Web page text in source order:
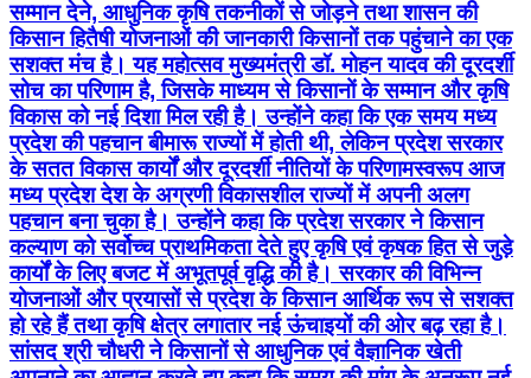
सम्मान देने, आधुनिक कृषि तकनीकों से जोड़ने तथा शासन की
किसान हितैषी योजनाओं की जानकारी किसानों तक पहुंचाने का एक
सशक्त मंच है। यह महोत्सव मुख्यमंत्री डॉ. मोहन यादव की दूरदर्शी
सोच का परिणाम है, जिसके माध्यम से किसानों के सम्मान और कृषि
विकास को नई दिशा मिल रही है। उन्होंने कहा कि एक समय मध्य
प्रदेश की पहचान बीमारू राज्यों में होती थी, लेकिन प्रदेश सरकार
के सतत विकास कार्यों और दूरदर्शी नीतियों के परिणामस्वरूप आज
मध्य प्रदेश देश के अग्रणी विकासशील राज्यों में अपनी अलग
पहचान बना चुका है। उन्होंने कहा कि प्रदेश सरकार ने किसान
कल्याण को सर्वोच्च प्राथमिकता देते हुए कृषि एवं कृषक हित से जुड़े
कार्यों के लिए बजट में अभूतपूर्व वृद्धि की है। सरकार की विभिन्न
योजनाओं और प्रयासों से प्रदेश के किसान आर्थिक रूप से सशक्त
हो रहे हैं तथा कृषि क्षेत्र लगातार नई ऊंचाइयों की ओर बढ़ रहा है।
सांसद श्री चौधरी ने किसानों से आधुनिक एवं वैज्ञानिक खेती